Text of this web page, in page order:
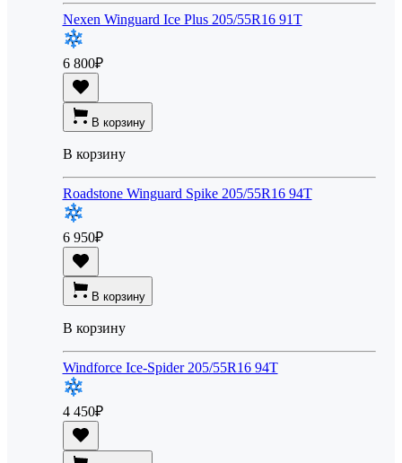
Nexen Winguard Ice Plus 205/55R16 91T
6 800₽
В корзину
В корзину
Roadstone Winguard Spike 205/55R16 94T
6 950₽
В корзину
В корзину
Windforce Ice-Spider 205/55R16 94T
4 450₽